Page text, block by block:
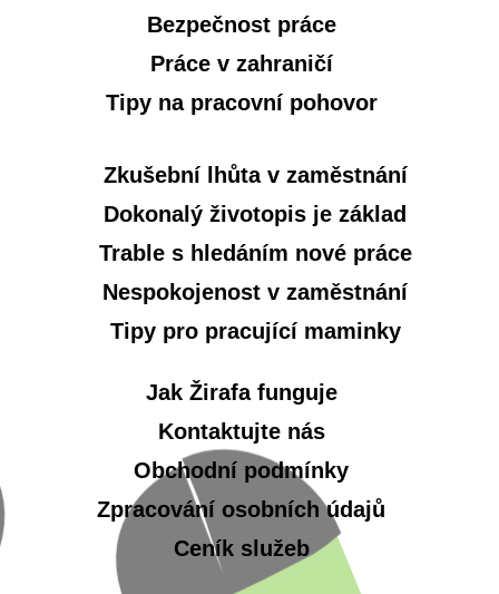
Bezpečnost práce
Práce v zahraničí
Tipy na pracovní pohovor
Zkušební lhůta v zaměstnání
Dokonalý životopis je základ
Trable s hledáním nové práce
Nespokojenost v zaměstnání
Tipy pro pracující maminky
Jak Žirafa funguje
Kontaktujte nás
Obchodní podmínky
Zpracování osobních údajů
Ceník služeb